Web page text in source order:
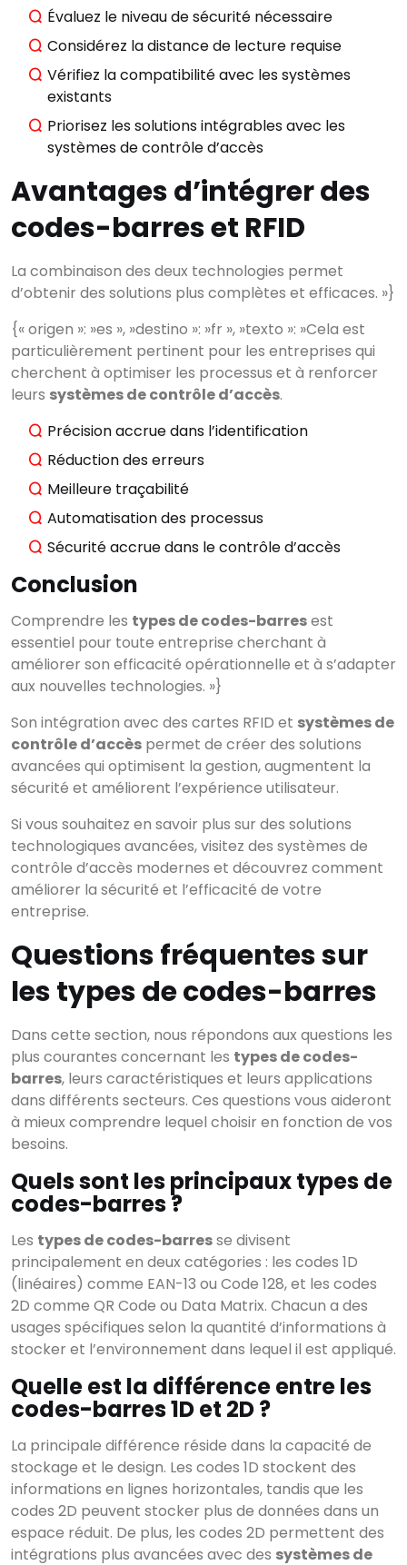
Commencez à écrire
pour voir les résultats.
Voir tous les
résultats
Évaluez le niveau de sécurité nécessaire
Considérez la distance de lecture requise
Vérifiez la compatibilité avec les systèmes
existants
Priorisez les solutions intégrables avec les
systèmes de contrôle d’accès
Avantages d’intégrer des
codes-barres et RFID
La combinaison des deux technologies permet
d’obtenir des solutions plus complètes et efficaces. »}
{« origen »: »es », »destino »: »fr », »texto »: »Cela est
particulièrement pertinent pour les entreprises qui
cherchent à optimiser les processus et à renforcer
leurs systèmes de contrôle d’accès.
Précision accrue dans l’identification
Réduction des erreurs
Meilleure traçabilité
Automatisation des processus
Sécurité accrue dans le contrôle d’accès
Conclusion
Comprendre les types de codes-barresest
essentiel pour toute entreprise cherchant à
améliorer son efficacité opérationnelle et à s’adapter
aux nouvelles technologies. »}
Son intégration avec des cartes RFID et systèmes de
contrôle d’accès permet de créer des solutions
avancées qui optimisent la gestion, augmentent la
sécurité et améliorent l’expérience utilisateur.
Si vous souhaitez en savoir plus sur des solutions
technologiques avancées, visitez des systèmes de
contrôle d’accès modernes et découvrez comment
améliorer la sécurité et l’efficacité de votre
entreprise.
Questions fréquentes sur
les types de codes-barres
Dans cette section, nous répondons aux questions les
plus courantes concernant les types de codes-
barres, leurs caractéristiques et leurs applications
dans différents secteurs. Ces questions vous aideront
à mieux comprendre lequel choisir en fonction de vos
besoins.
Quels sont les principaux types de
codes-barres ?
Les types de codes-barresse divisent
principalement en deux catégories : les codes 1D
(linéaires) comme EAN-13 ou Code 128, et les codes
2D comme QR Code ou Data Matrix. Chacun a des
usages spécifiques selon la quantité d’informations à
stocker et l’environnement dans lequel il est appliqué.
Quelle est la différence entre les
codes-barres 1D et 2D ?
La principale différence réside dans la capacité de
stockage et le design. Les codes 1D stockent des
informations en lignes horizontales, tandis que les
codes 2D peuvent stocker plus de données dans un
espace réduit. De plus, les codes 2D permettent des
intégrations plus avancées avec des systèmes de